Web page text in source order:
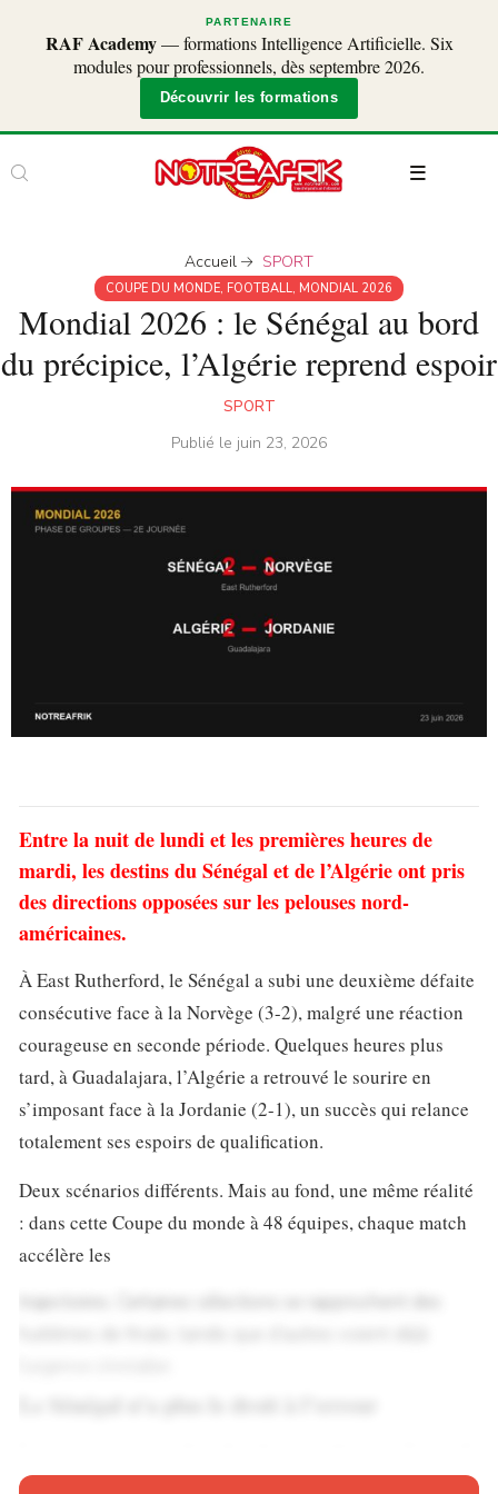
PARTENAIRE
RAF Academy— formations Intelligence Artificielle. Six
modules pour professionnels, dès septembre 2026.
Découvrir les formations
Accueil SPORT
COUPE DU MONDE, FOOTBALL, MONDIAL 2026
Mondial 2026 : le Sénégal au bord
du précipice, l’Algérie reprend espoir
SPORT
Publié le juin 23, 2026
Entre la nuit de lundi et les premières heures de
mardi, les destins du Sénégal et de l’Algérie ont pris
des directions opposées sur les pelouses nord-
américaines.
À East Rutherford, le Sénégal a subi une deuxième défaite
consécutive face à la Norvège (3-2), malgré une réaction
courageuse en seconde période. Quelques heures plus
tard, à Guadalajara, l’Algérie a retrouvé le sourire en
s’imposant face à la Jordanie (2-1), un succès qui relance
totalement ses espoirs de qualification.
Deux scénarios différents. Mais au fond, une même réalité
: dans cette Coupe du monde à 48 équipes, chaque match
accélère les
la Teranga de confirmer leur statut parmi les